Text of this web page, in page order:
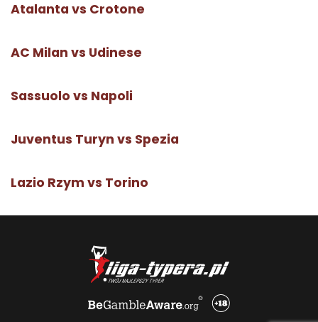
Atalanta vs Crotone
AC Milan vs Udinese
Sassuolo vs Napoli
Juventus Turyn vs Spezia
Lazio Rzym vs Torino